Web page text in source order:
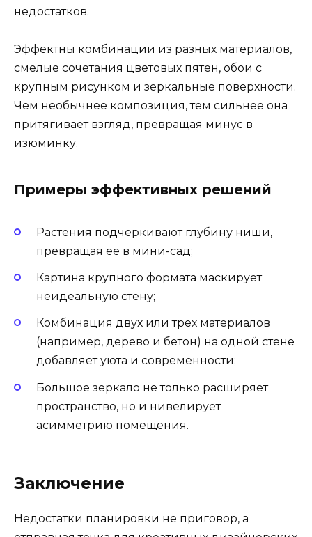
недостатков.
Эффектны комбинации из разных материалов,
смелые сочетания цветовых пятен, обои с
крупным рисунком и зеркальные поверхности.
Чем необычнее композиция, тем сильнее она
притягивает взгляд, превращая минус в
изюминку.
Примеры эффективных решений
Растения подчеркивают глубину ниши,
превращая ее в мини-сад;
Картина крупного формата маскирует
неидеальную стену;
Комбинация двух или трех материалов
(например, дерево и бетон) на одной стене
добавляет уюта и современности;
Большое зеркало не только расширяет
пространство, но и нивелирует
асимметрию помещения.
Заключение
Недостатки планировки не приговор, а